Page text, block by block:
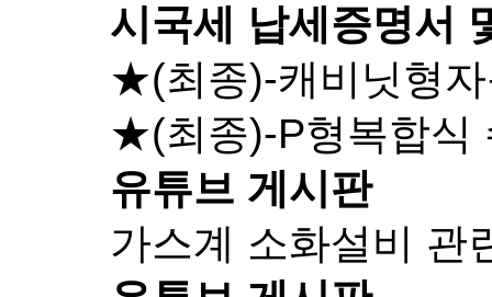
시국세 납세증명서
★(최종)-캐비닛형
★(최종)-P형복합
유튜브 게시판
가스계 소화설비 관